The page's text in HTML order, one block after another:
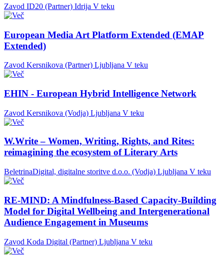
Zavod ID20 (Partner) Idrija V teku
European Media Art Platform Extended (EMAP
Extended)
Zavod Kersnikova (Partner) Ljubljana V teku
EHIN - European Hybrid Intelligence Network
Zavod Kersnikova (Vodja) Ljubljana V teku
W.Write – Women, Writing, Rights, and Rites:
reimagining the ecosystem of Literary Arts
BeletrinaDigital, digitalne storitve d.o.o. (Vodja) Ljubljana V teku
RE-MIND: A Mindfulness-Based Capacity-Building
Model for Digital Wellbeing and Intergenerational
Audience Engagement in Museums
Zavod Koda Digital (Partner) Ljubljana V teku